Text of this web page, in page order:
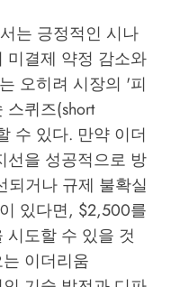
는 긍정적인 시나
미결제 약정 감소와
오히려 시장의 '피
퀴즈(short
수 있다. 만약 이더
선을 성공적으로 방
되거나 규제 불확실
있다면, $2,500를
도할 수 있을 것
이더리움